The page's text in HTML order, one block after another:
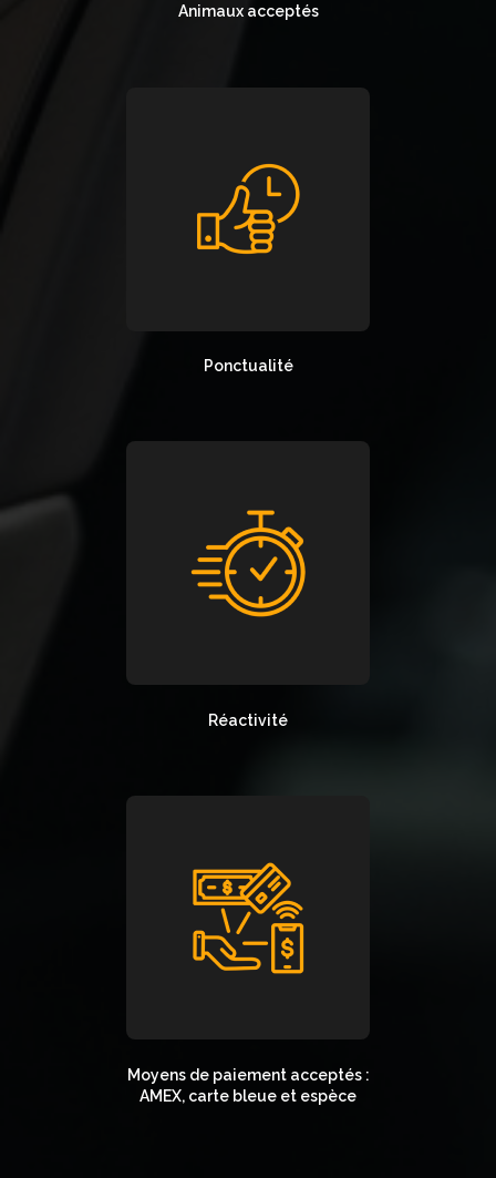
Animaux acceptés
Ponctualité
Réactivité
Moyens de paiement acceptés :
AMEX, carte bleue et espèce